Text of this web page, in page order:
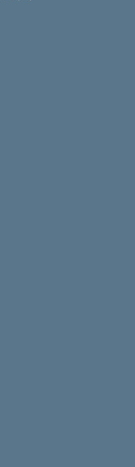
iniziale della scuola